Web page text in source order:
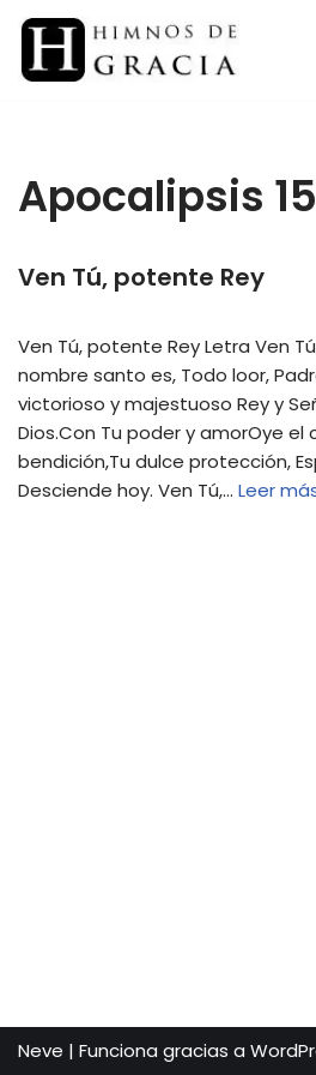
Saltar
Apocalipsis
Ven Tú, potente Rey
Ven Tú, potente Rey Letra Ven
nombre santo es, Todo loor,
victorioso y majestuoso Rey y
Dios.Con Tu poder y amorOye el
bendición,Tu dulce protección,
Desciende hoy. Ven Tú,… Leer
Neve | Funciona gracias a